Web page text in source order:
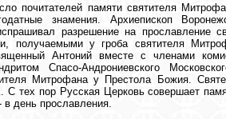
почитателей памяти святителя
знамения. Архиепископ
разрешение на прославление
получаемыми у гроба святителя
Антоний вместе с членами
Спасо-Андрониевского
Митрофана у Престола Божия.
С тех пор Русская Церковь совершает
в день прославления.